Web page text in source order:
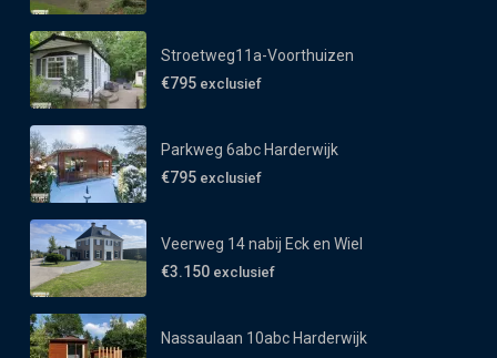
Stroetweg11a-Voorthuizen
€795 exclusief
Parkweg 6abc Harderwijk
€795 exclusief
Veerweg 14 nabij Eck en Wiel
€3.150 exclusief
Nassaulaan 10abc Harderwijk